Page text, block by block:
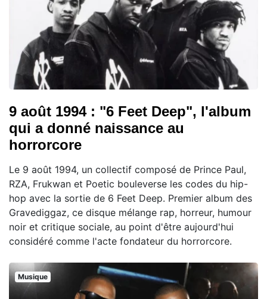
9 août 1994 : "6 Feet Deep", l'album
qui a donné naissance au
horrorcore
Le 9 août 1994, un collectif composé de Prince Paul,
RZA, Frukwan et Poetic bouleverse les codes du hip-
hop avec la sortie de 6 Feet Deep. Premier album des
Gravediggaz, ce disque mélange rap, horreur, humour
noir et critique sociale, au point d'être aujourd'hui
considéré comme l'acte fondateur du horrorcore.
Musique